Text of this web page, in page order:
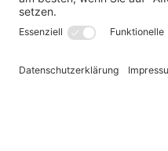
Jetzt Kontakt aufnehmen